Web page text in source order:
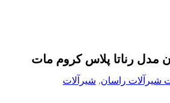
رناتا پلاس کروم مات
شیرآلات راسان, شیرآلات